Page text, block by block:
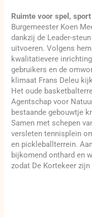
Ruimte voor spel,
Burgemeester Koen
dankzij de Leader-
uitvoeren. Volgens
kwalitatievere
gebruikers en de
klimaat Frans Deleu
Het oude
Agentschap voor
bestaande gebouwtje
Samen met schepen
versleten tennisplein
en pickleballterrein.
bijkomend onthard en
zodat De Kortekeer